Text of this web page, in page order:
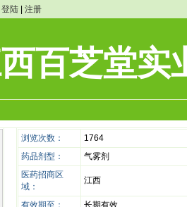
登陆 注册
百芝堂实
浏览次数：
1764
药品剂型：
气雾剂
医药招商区
域：
江西
有效期至：
长期有效